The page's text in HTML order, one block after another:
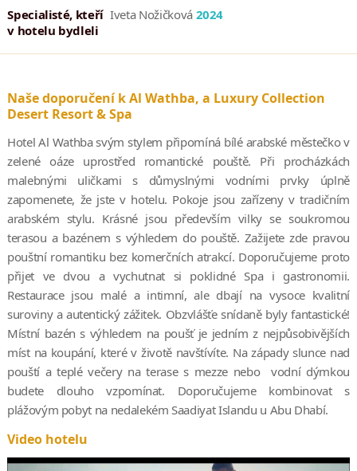
Specialisté, kteří
v hotelu bydleli
Iveta Nožičková 2024
Naše doporučení k Al Wathba, a Luxury Collection
Desert Resort & Spa
Hotel Al Wathba svým stylem připomíná bílé arabské městečko v
zelené oáze uprostřed romantické pouště. Při procházkách
malebnými uličkami s důmyslnými vodními prvky úplně
zapomenete, že jste v hotelu. Pokoje jsou zařízeny v tradičním
arabském stylu. Krásné jsou především vilky se soukromou
terasou a bazénem s výhledem do pouště. Zažijete zde pravou
pouštní romantiku bez komerčních atrakcí. Doporučujeme proto
přijet ve dvou a vychutnat si poklidné Spa i gastronomii.
Restaurace jsou malé a intimní, ale dbají na vysoce kvalitní
suroviny a autentický zážitek. Obzvlášťe snídaně byly fantastické!
Místní bazén s výhledem na poušť je jedním z nejpůsobivějších
míst na koupání, které v životě navštívíte. Na západy slunce nad
pouští a teplé večery na terase s mezze nebo vodní dýmkou
budete dlouho vzpomínat. Doporučujeme kombinovat s
plážovým pobyt na nedalekém Saadiyat Islandu u Abu Dhabí.
Video hotelu